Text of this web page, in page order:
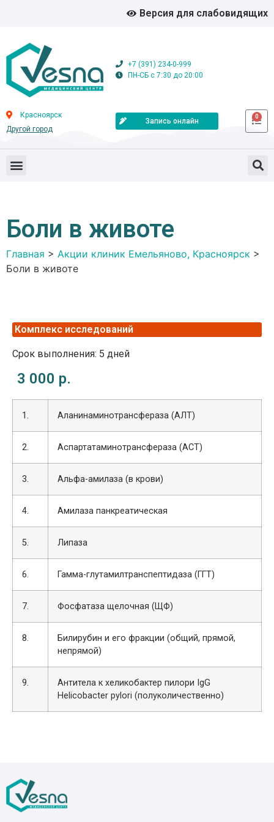
Версия для слабовидящих
+7 (391) 234-0-999
ПН-СБ с 7:30 до 20:00
Красноярск
Другой город
Запись онлайн
0
Боли в животе
Главная > Акции клиник Емельяново, Красноярск >
Боли в животе
Комплекс исследований
Срок выполнения: 5 дней
3 000 р.
1. Аланинаминотрансфераза (АЛТ)
2. Аспартатаминотрансфераза (АСТ)
3. Альфа-амилаза (в крови)
4. Амилаза панкреатическая
5. Липаза
6. Гамма-глутамилтранспептидаза (ГГТ)
7. Фосфатаза щелочная (ЩФ)
8.
Билирубин и его фракции (общий, прямой,
непрямой)
9.
Антитела к хеликобактер пилори IgG
Helicobacter pylori (полуколичественно)